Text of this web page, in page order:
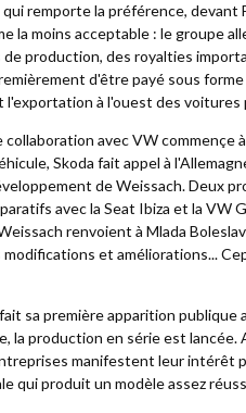
remporte la préférence, devant
la moins acceptable : le groupe
production, des royalties
d'être payé sous
à l'ouest des voitures
avec VW commençe
Skoda fait appel à
de Weissach. Deux
avec la Seat Ibiza et la VW
renvoient à Mlada
et améliorations...
sa première apparition publique
la production en série est lancée.
manifestent leur intérêt
qui produit un modèle assez